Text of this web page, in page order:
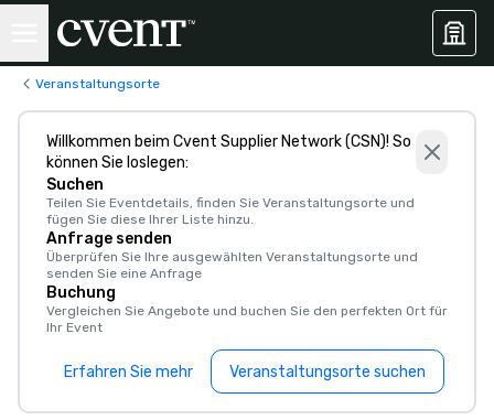
Veranstaltungsorte
Willkommen beim Cvent Supplier Network (CSN)! So
können Sie loslegen:
Suchen
Teilen Sie Eventdetails, finden Sie Veranstaltungsorte und
fügen Sie diese Ihrer Liste hinzu.
Anfrage senden
Überprüfen Sie Ihre ausgewählten Veranstaltungsorte und
senden Sie eine Anfrage
Buchung
Vergleichen Sie Angebote und buchen Sie den perfekten Ort für
Ihr Event
Erfahren Sie mehr Veranstaltungsorte suchen